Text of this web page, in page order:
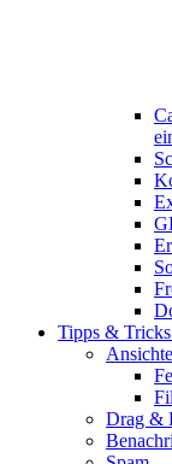
Tipps &
Drag &